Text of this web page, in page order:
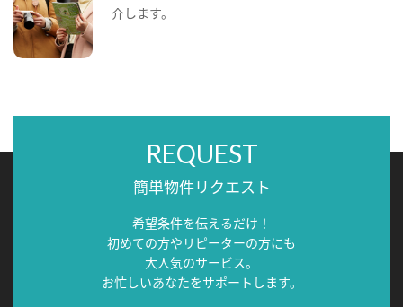
介します。
REQUEST
簡単物件リクエスト
希望条件を伝えるだけ！
初めての方やリピーターの方にも
大人気のサービス。
お忙しいあなたをサポートします。